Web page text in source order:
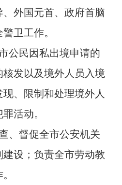
外国元首、政府首脑
卫工作。
民因私出境申请的
发以及境外人员入境
、限制和处理境外人
活动。
督促全市公安机关
设；负责全市劳动教